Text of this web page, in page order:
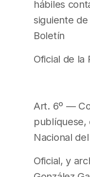
hábiles
siguiente
Boletín
Oficial de la
Art. 6º —
publíquese,
Nacional
Oficial, y